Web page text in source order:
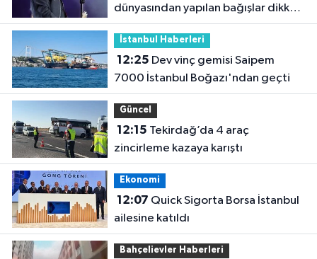
dünyasından yapılan bağışlar dikkat
çekti
İstanbul Haberleri
12:25
7000 İstanbul Boğazı'ndan geçti
Güncel
12:15
zincirleme kazaya karıştı
Ekonomi
12:07
ailesine katıldı
Bahçelievler Haberleri